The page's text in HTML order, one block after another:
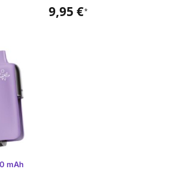
9,95 €*
mAh